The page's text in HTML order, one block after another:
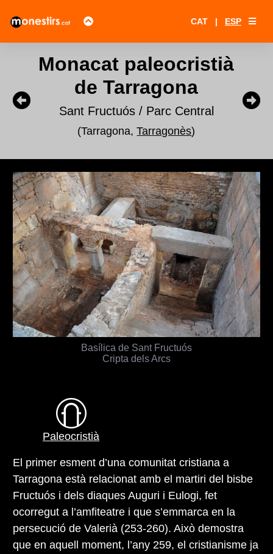
CAT | ESP
Monacat paleocristià
de Tarragona
Sant Fructuós / Parc Central
(Tarragona,Tarragonès)
Basílica de Sant Fructuós
Cripta dels Arcs
Paleocristià
El primer esment d’una comunitat cristiana a
Tarragona està relacionat amb el martiri del bisbe
Fructuós i dels diaques Auguri i Eulogi, fet
ocorregut a l’amfiteatre i que s’emmarca en la
persecució de Valerià (253-260). Això demostra
que en aquell moment, l’any 259, el cristianisme ja